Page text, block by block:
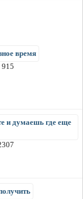
время
915
и думаешь где еще